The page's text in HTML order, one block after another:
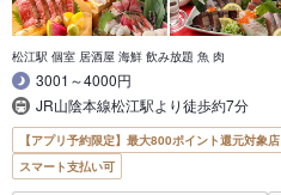
松江駅 個室 居酒屋 海鮮 飲み放題 魚 肉
3001～4000円
JR山陰本線松江駅より徒歩約7分
【アプリ予約限定】最大800ポイント還元対象店
スマート支払い可